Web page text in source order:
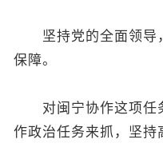
坚持党的全面领导
保障。
对闽宁协作这项任
作政治任务来抓，坚持